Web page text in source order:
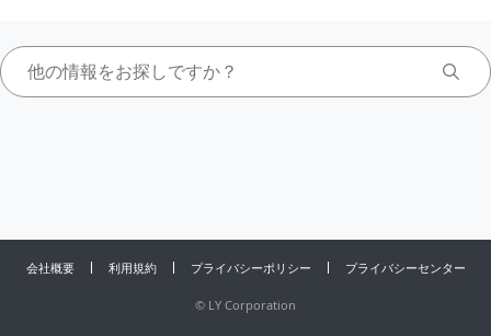
会社概要 利用規約 プライバシーポリシー プライバシーセンター
© LY Corporation